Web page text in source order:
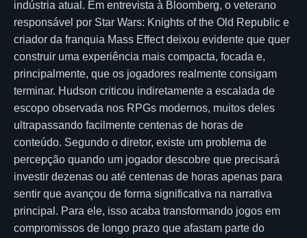
indústria atual. Em entrevista à Bloomberg, o veterano
responsável por Star Wars: Knights of the Old Republic e
criador da franquia Mass Effect deixou evidente que quer
construir uma experiência mais compacta, focada e,
principalmente, que os jogadores realmente consigam
terminar. Hudson criticou indiretamente a escalada de
escopo observada nos RPGs modernos, muitos deles
ultrapassando facilmente centenas de horas de
conteúdo. Segundo o diretor, existe um problema de
percepção quando um jogador descobre que precisará
investir dezenas ou até centenas de horas apenas para
sentir que avançou de forma significativa na narrativa
principal. Para ele, isso acaba transformando jogos em
compromissos de longo prazo que afastam parte do